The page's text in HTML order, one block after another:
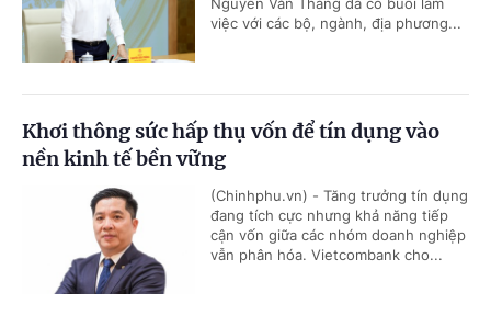
việc với các bộ, ngành, địa phương...
Khơi thông sức hấp thụ vốn để tín dụng vào
nền kinh tế bền vững
(Chinhphu.vn) - Tăng trưởng tín dụng
đang tích cực nhưng khả năng tiếp
cận vốn giữa các nhóm doanh nghiệp
vẫn phân hóa. Vietcombank cho...